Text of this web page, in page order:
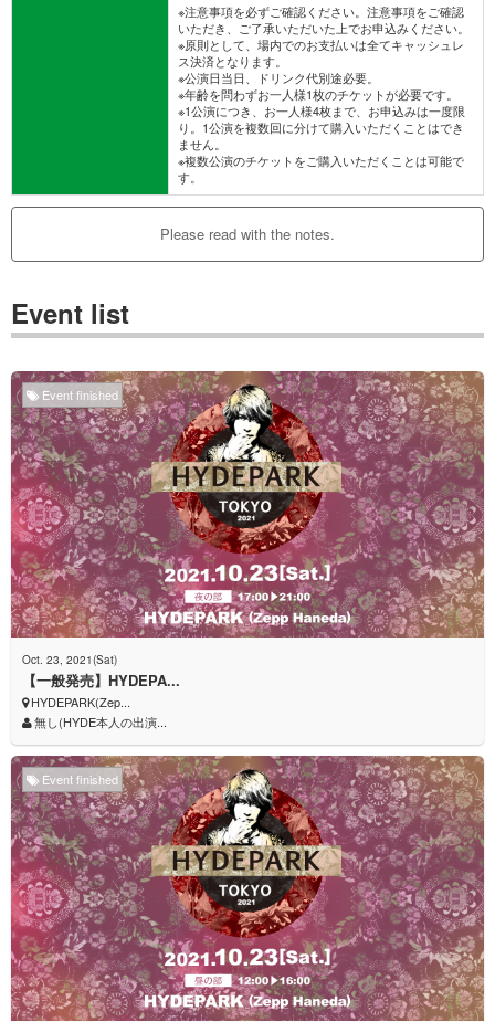
※注意事項を必ずご確認ください。注意事項をご確認
いただき、ご了承いただいた上でお申込みください。
※原則として、場内でのお支払いは全てキャッシュレ
ス決済となります。
※公演日当日、ドリンク代別途必要。
※年齢を問わずお一人様1枚のチケットが必要です。
※1公演につき、お一人様4枚まで、お申込みは一度限
り。1公演を複数回に分けて購入いただくことはでき
ません。
※複数公演のチケットをご購入いただくことは可能で
す。
Please read with the notes.
Event list
Event finished
Oct. 23, 2021(Sat)
【一般発売】HYDEPA...
HYDEPARK(Zep...
無し(HYDE本人の出演...
Event finished